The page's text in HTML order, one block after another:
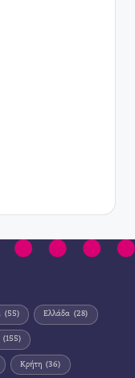
(55) Ελλάδα (28)
(155)
Κρήτη (36)